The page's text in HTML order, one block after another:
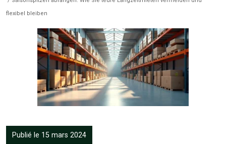
flexibel bleiben
Publié le 15 mars 2024